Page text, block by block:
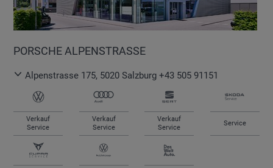
PORSCHE ALPENSTRASSE
Alpenstrasse 175, 5020 Salzburg +43 505 91151
Verkauf
Service
Verkauf
Service
Verkauf
Service
Service